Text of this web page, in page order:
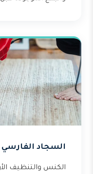
السجاد الفارسي
الكنس والتنظيف